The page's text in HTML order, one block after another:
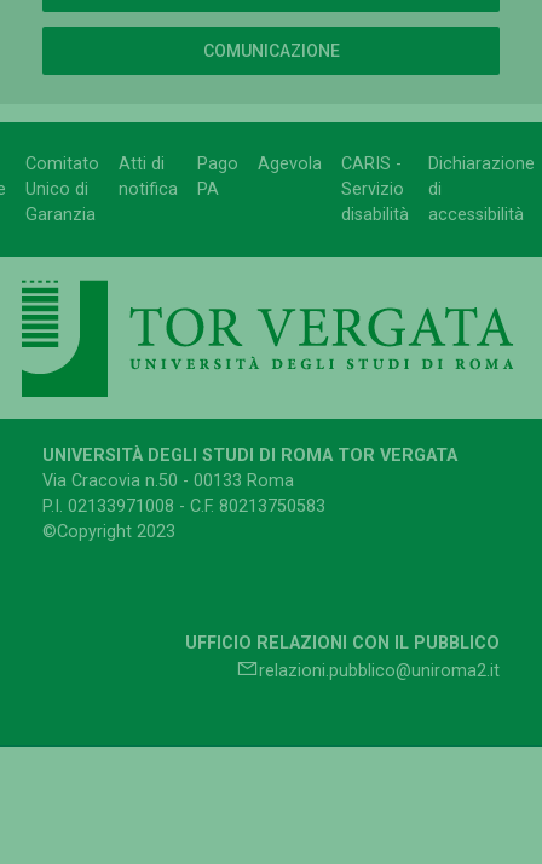
COMUNICAZIONE
Comitato
Unico di
Garanzia
Atti di
notifica
Pago
PA
Agevola
CARIS -
Servizio
disabilità
Dichiarazione
di
accessibilità
UNIVERSITÀ DEGLI STUDI DI ROMA TOR VERGATA
Via Cracovia n.50 - 00133 Roma
P.I. 02133971008 - C.F. 80213750583
©Copyright 2023
UFFICIO RELAZIONI CON IL PUBBLICO
relazioni.pubblico@uniroma2.it